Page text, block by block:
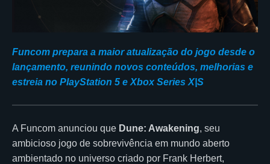
Funcom prepara a maior atualização do jogo desde o
lançamento, reunindo novos conteúdos, melhorias e
estreia no PlayStation 5 e Xbox Series X|S
A Funcom anunciou que Dune: Awakening, seu
ambicioso jogo de sobrevivência em mundo aberto
ambientado no universo criado por Frank Herbert,